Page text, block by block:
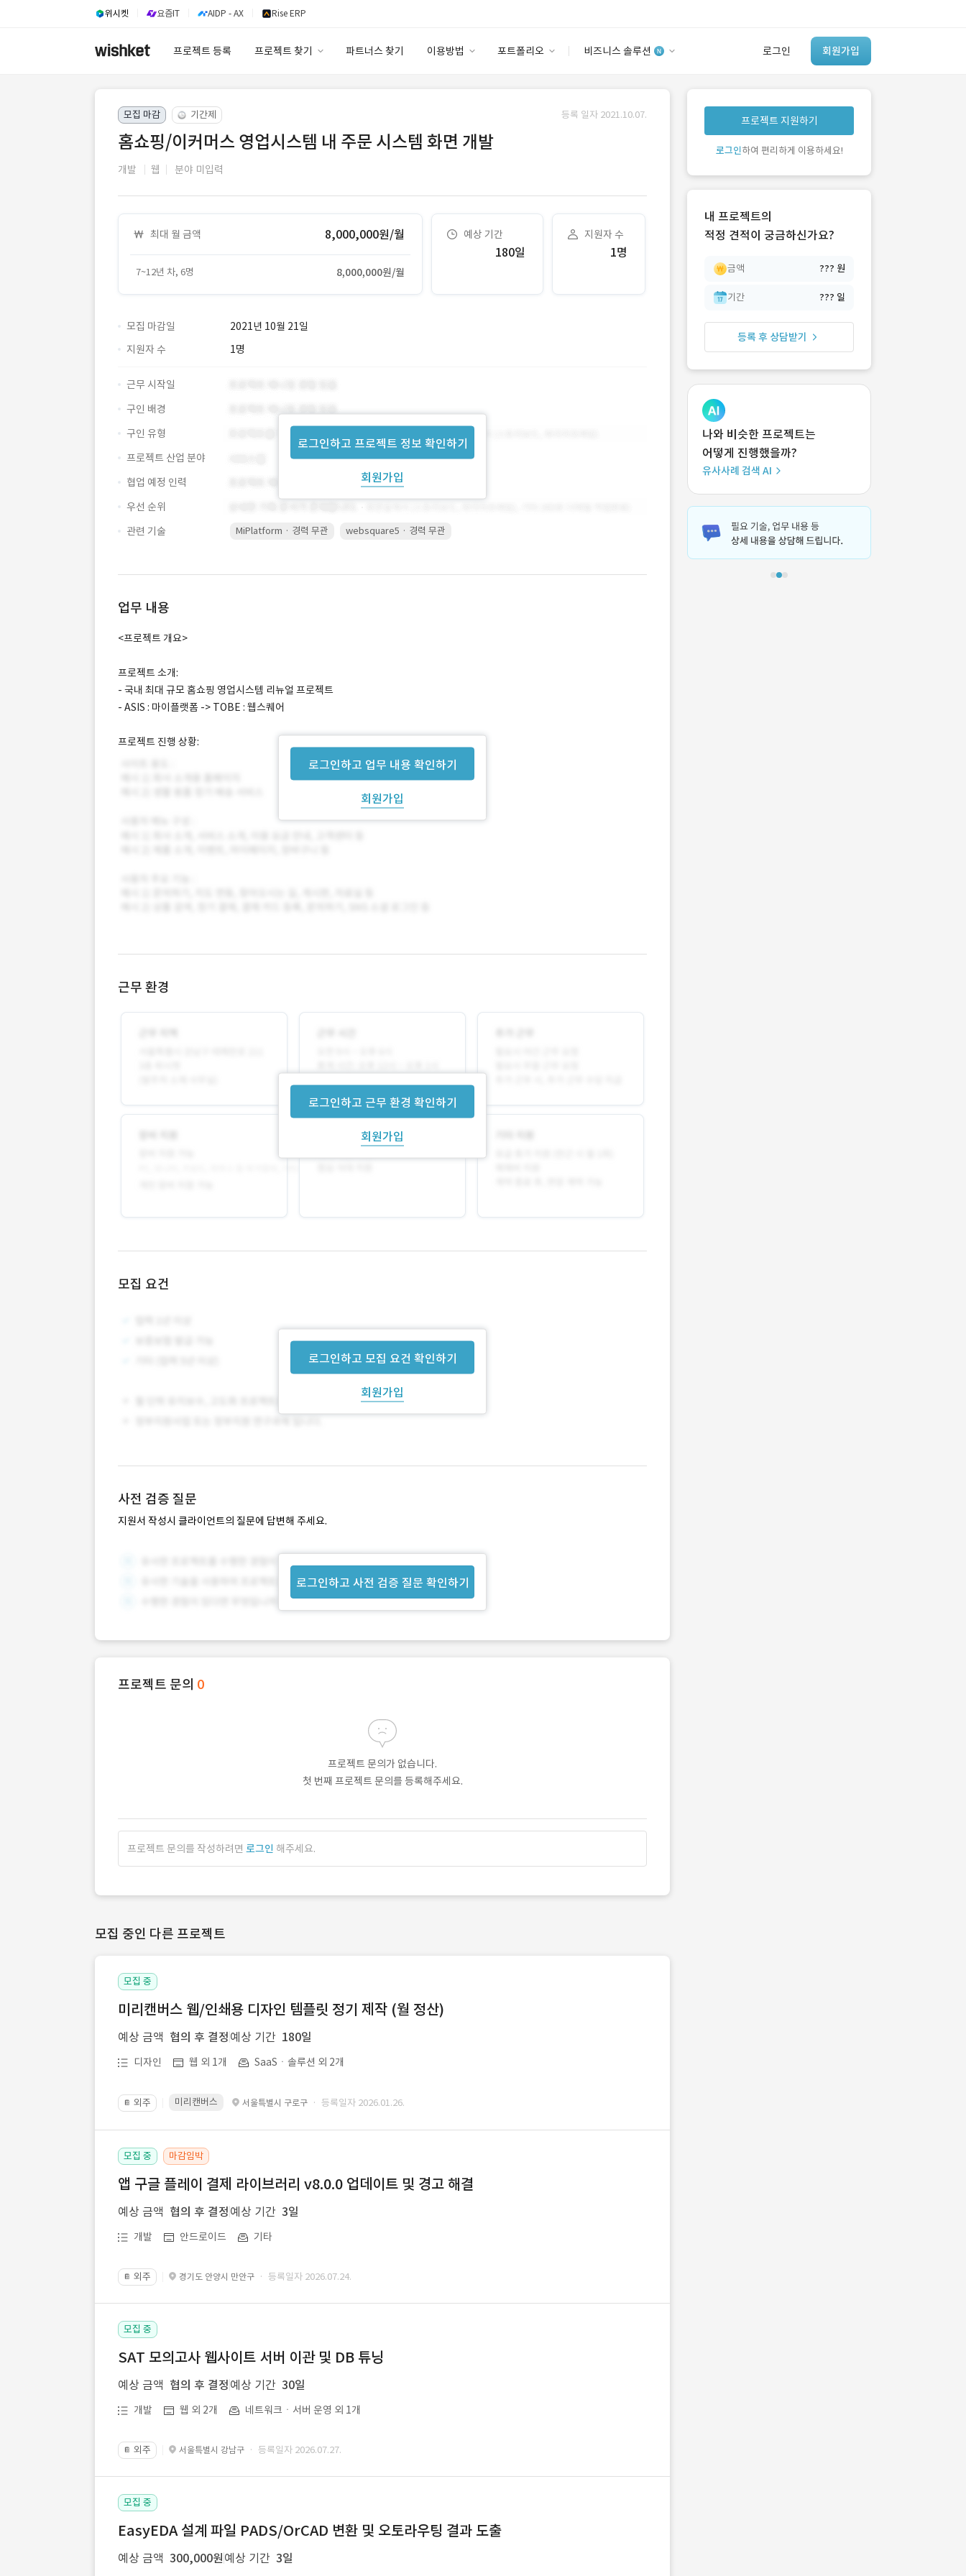
위시켓 요즘IT AIDP - AX Rise ERP
프로젝트 등록 프로젝트 찾기 파트너스 찾기 이용방법 포트폴리오 비즈니스 솔루션 로그인 회원가입
이용요금
고객센터
안심 코드 케어
유사사례 검색 AI
‘이런 거’ 만들어본
개발 회사 있어?
모집 마감 기간제 등록 일자 2021.10.07.
홈쇼핑/이커머스 영업시스템 내 주문 시스템 화면 개발
개발 웹 분야 미입력
최대 월 금액 8,000,000원/월
7~12년 차, 6명 8,000,000원/월
예상 기간
180일
지원자 수
1명
모집 마감일
2021년 10월 21일
지원자 수
1명
로그인하고 프로젝트 정보 확인하기
회원가입
근무 시작일
구인 배경
구인 유형
프로젝트 산업 분야
협업 예정 인력
우선 순위
관련 기술
MiPlatform · 경력 무관 websquare5 · 경력 무관
업무 내용
로그인하고 업무 내용 확인하기
회원가입
<프로젝트 개요>
프로젝트 소개:
- 국내 최대 규모 홈쇼핑 영업시스템 리뉴얼 프로젝트
- ASIS : 마이플랫폼 -> TOBE : 웹스퀘어
프로젝트 진행 상황:
근무 환경
로그인하고 근무 환경 확인하기
회원가입
모집 요건
로그인하고 모집 요건 확인하기
회원가입
사전 검증 질문
지원서 작성시 클라이언트의 질문에 답변해 주세요.
로그인하고 사전 검증 질문 확인하기
프로젝트 문의 0
프로젝트 문의가 없습니다.
첫 번째 프로젝트 문의를 등록해주세요.
프로젝트 문의를 작성하려면 로그인 해주세요.
모집 중인 다른 프로젝트
모집 중
미리캔버스 웹/인쇄용 디자인 템플릿 정기 제작 (월 정산)
예상 금액 협의 후 결정 예상 기간 180일
디자인 웹 외 1개 SaaSㆍ솔루션 외 2개
📔 외주 미리캔버스 서울특별시 구로구 · 등록일자 2026.01.26.
모집 중 마감임박
앱 구글 플레이 결제 라이브러리 v8.0.0 업데이트 및 경고 해결
예상 금액 협의 후 결정 예상 기간 3일
개발 안드로이드 기타
📔 외주 경기도 안양시 만안구 · 등록일자 2026.07.24.
모집 중
SAT 모의고사 웹사이트 서버 이관 및 DB 튜닝
예상 금액 협의 후 결정 예상 기간 30일
개발 웹 외 2개 네트워크ㆍ서버 운영 외 1개
📔 외주 서울특별시 강남구 · 등록일자 2026.07.27.
모집 중
EasyEDA 설계 파일 PADS/OrCAD 변환 및 오토라우팅 결과 도출
예상 금액 300,000원 예상 기간 3일
프로젝트 지원하기
로그인하여 편리하게 이용하세요!
내 프로젝트의
적정 견적이 궁금하신가요?
금액 ??? 원
기간 ??? 일
등록 후 상담받기
나와 비슷한 프로젝트는
어떻게 진행했을까?
유사사례 검색 AI